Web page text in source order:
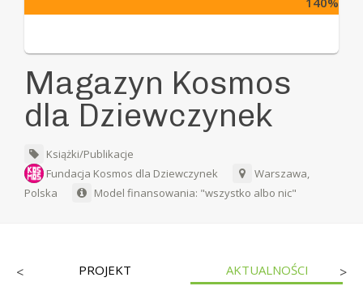
Magazyn Kosmos
dla Dziewczynek
Książki/Publikacje
Fundacja Kosmos dla Dziewczynek
Warszawa,
Polska
Model finansowania: "wszystko albo nic"
< PROJEKT AKTUALNOŚCI >